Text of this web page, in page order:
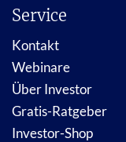
Service
Kontakt
Webinare
Über Investor
Gratis-Ratgeber
Investor-Shop